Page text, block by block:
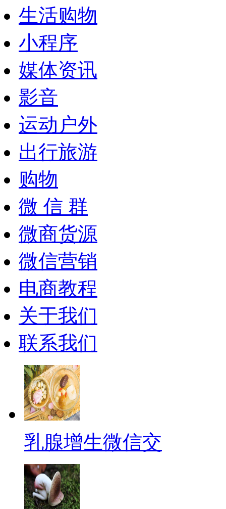
生活购物
小程序
媒体资讯
影音
运动户外
出行旅游
购物
微 信 群
微商货源
微信营销
电商教程
关于我们
联系我们
乳腺增生微信交